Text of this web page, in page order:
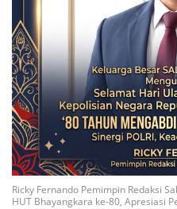
Ricky Fernando Pemimpin Redaksi
HUT Bhayangkara ke-80, Apresiasi